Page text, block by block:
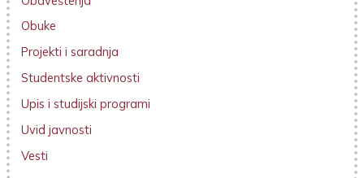
Obuke
Projekti i saradnja
Studentske aktivnosti
Upis i studijski programi
Uvid javnosti
Vesti